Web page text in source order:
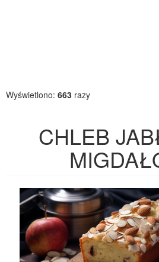
Wyświetlono: 663 razy
CHLEB